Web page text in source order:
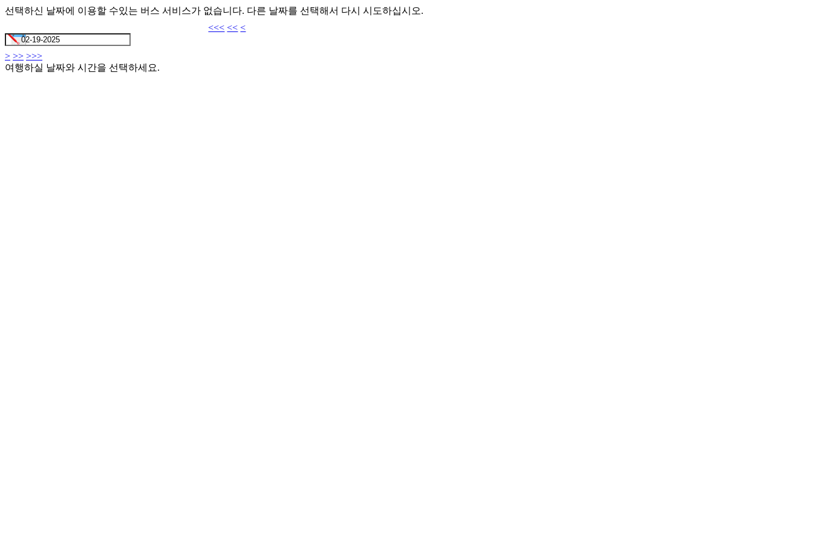
선택하신 날짜에 이용할 수있는 버스 서비스가 없습니다. 다른 날짜를 선택해서 다시 시도하십시오.
<<< << <
> >> >>>
여행하실 날짜와 시간을 선택하세요.